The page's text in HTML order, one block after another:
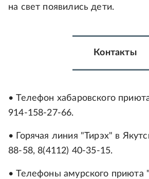
на свет появились дети.
Контакты
• Телефон хабаровского
914-158-27-66.
• Горячая линия "Тирэх" в
88-58, 8(4112) 40-35-15.
• Телефоны амурского